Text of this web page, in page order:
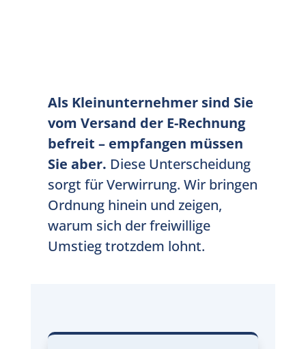
Als Kleinunternehmer sind Sie
vom Versand der E-Rechnung
befreit – empfangen müssen
Sie aber. Diese Unterscheidung
sorgt für Verwirrung. Wir bringen
Ordnung hinein und zeigen,
warum sich der freiwillige
Umstieg trotzdem lohnt.